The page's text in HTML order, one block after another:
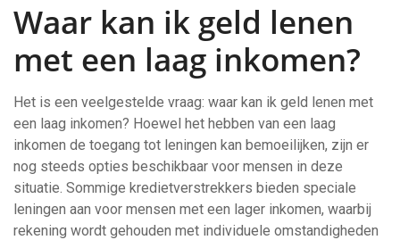
Waar kan ik geld lenen
met een laag inkomen?
Het is een veelgestelde vraag: waar kan ik geld lenen met
een laag inkomen? Hoewel het hebben van een laag
inkomen de toegang tot leningen kan bemoeilijken, zijn er
nog steeds opties beschikbaar voor mensen in deze
situatie. Sommige kredietverstrekkers bieden speciale
leningen aan voor mensen met een lager inkomen, waarbij
rekening wordt gehouden met individuele omstandigheden